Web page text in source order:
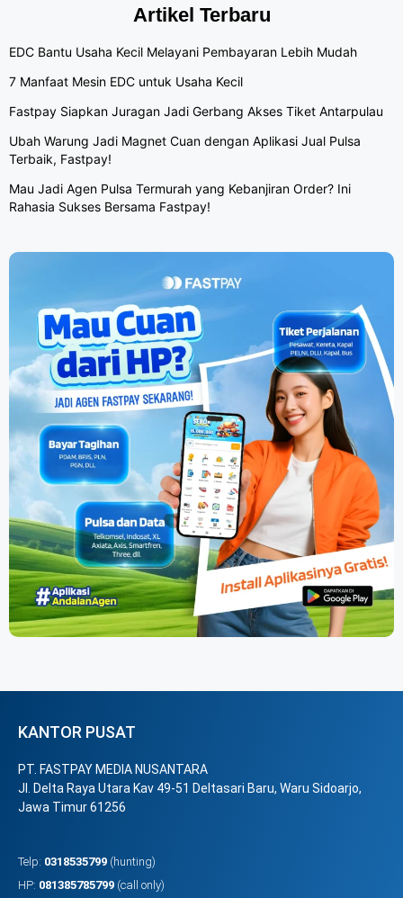
Artikel Terbaru
EDC Bantu Usaha Kecil Melayani Pembayaran Lebih Mudah
7 Manfaat Mesin EDC untuk Usaha Kecil
Fastpay Siapkan Juragan Jadi Gerbang Akses Tiket Antarpulau
Ubah Warung Jadi Magnet Cuan dengan Aplikasi Jual Pulsa
Terbaik, Fastpay!
Mau Jadi Agen Pulsa Termurah yang Kebanjiran Order? Ini
Rahasia Sukses Bersama Fastpay!
KANTOR PUSAT
PT. FASTPAY MEDIA NUSANTARA
Jl. Delta Raya Utara Kav 49-51 Deltasari Baru, Waru Sidoarjo,
Jawa Timur 61256
Telp: 0318535799 (hunting)
HP: 081385785799 (call only)